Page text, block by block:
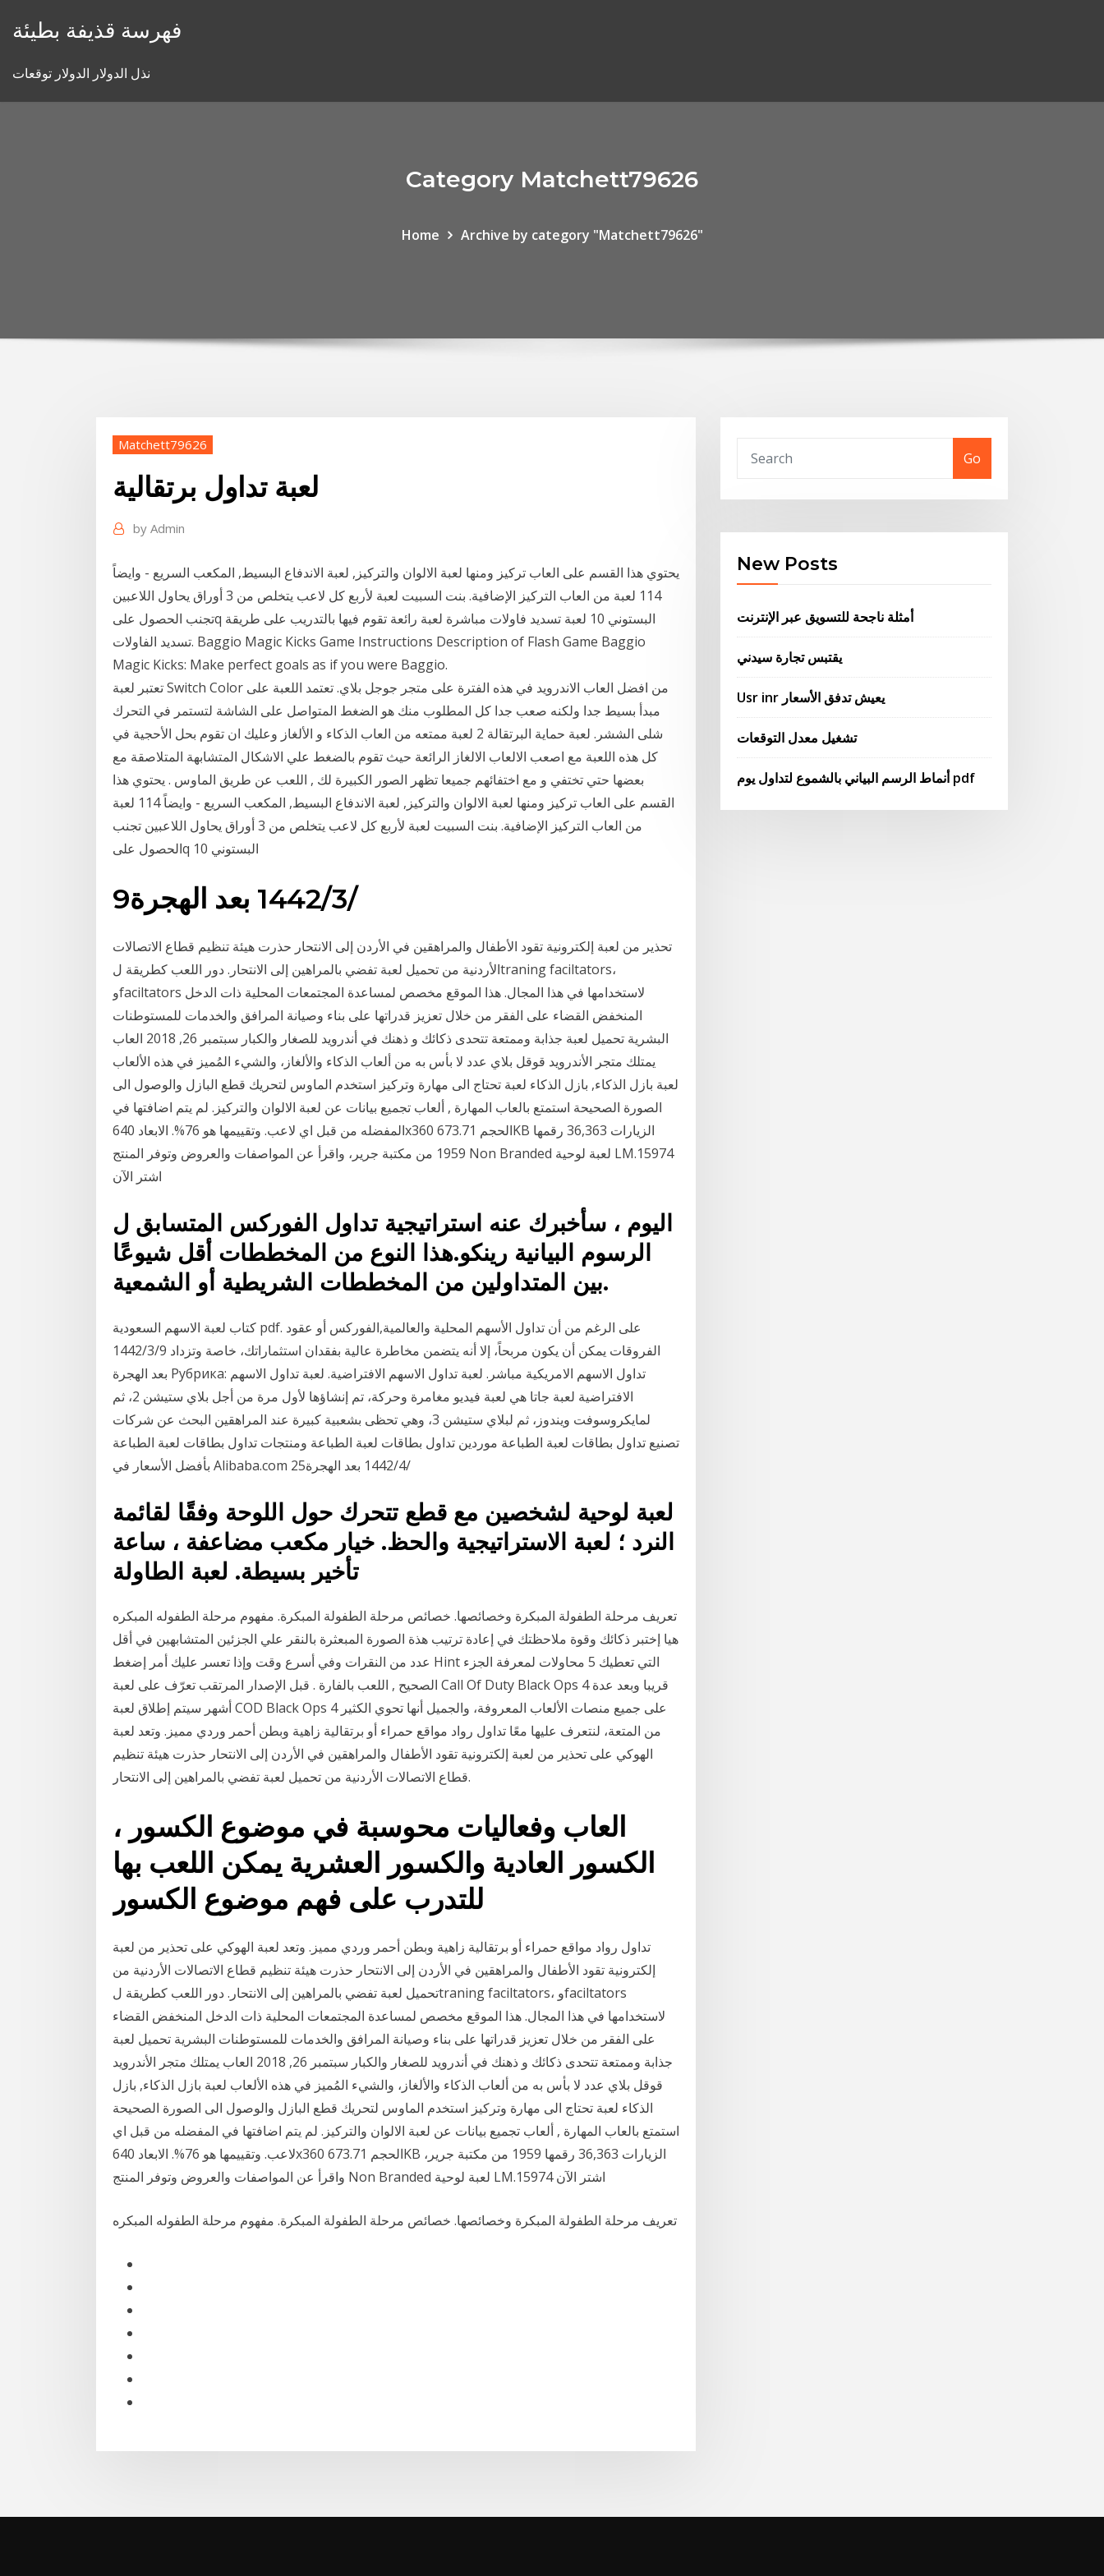
فهرسة قذيفة بطيئة
نذل الدولار الدولار توقعات
Category Matchett79626
Home Archive by category "Matchett79626"
Matchett79626
لعبة تداول برتقالية
by Admin
يحتوي هذا القسم على العاب تركيز ومنها لعبة الالوان والتركيز, لعبة الاندفاع البسيط, المكعب السريع - وايضاً
114 لعبة من العاب التركيز الإضافية. بنت السبيت لعبة لأربع كل لاعب يتخلص من 3 أوراق يحاول اللاعبين
تجنب الحصول علىq البستوني 10 لعبة تسديد فاولات مباشرة لعبة رائعة تقوم فيها بالتدريب على طريقة
تسديد الفاولات. Baggio Magic Kicks Game Instructions Description of Flash Game Baggio
Magic Kicks: Make perfect goals as if you were Baggio.
تعتبر لعبة Switch Color من افضل العاب الاندرويد في هذه الفترة على متجر جوجل بلاي. تعتمد اللعبة على
مبدأ بسيط جدا ولكنه صعب جدا كل المطلوب منك هو الضغط المتواصل على الشاشة لتستمر في التحرك
شلى الششر. لعبة حماية البرتقالة 2 لعبة ممتعه من العاب الذكاء و الألغاز وعليك ان تقوم بحل الأحجية في
كل هذه اللعبة مع اصعب الالعاب الالغاز الرائعة حيث تقوم بالضغط علي الاشكال المتشابهة المتلاصقة مع
بعضها حتي تختفي و مع اختفائهم جميعا تظهر الصور الكبيرة لك , اللعب عن طريق الماوس . يحتوي هذا
القسم على العاب تركيز ومنها لعبة الالوان والتركيز, لعبة الاندفاع البسيط, المكعب السريع - وايضاً 114 لعبة
من العاب التركيز الإضافية. بنت السبيت لعبة لأربع كل لاعب يتخلص من 3 أوراق يحاول اللاعبين تجنب
الحصول علىq البستوني 10
9‏‏/3‏‏/1442 بعد الهجرة
تحذير من لعبة إلكترونية تقود الأطفال والمراهقين في الأردن إلى الانتحار حذرت هيئة تنظيم قطاع الاتصالات
الأردنية من تحميل لعبة تفضي بالمراهين إلى الانتحار. دور اللعب كطريقة لtraning faciltators،
وfaciltators لاستخدامها في هذا المجال. هذا الموقع مخصص لمساعدة المجتمعات المحلية ذات الدخل
المنخفض القضاء على الفقر من خلال تعزيز قدراتها على بناء وصيانة المرافق والخدمات للمستوطنات
البشرية تحميل لعبة جذابة وممتعة تتحدى ذكائك و ذهنك في أندرويد للصغار والكبار سبتمبر 26, 2018 العاب
يمتلك متجر الأندرويد قوقل بلاي عدد لا بأس به من ألعاب الذكاء والألغاز، والشيء المُميز في هذه الألعاب
لعبة بازل الذكاء, بازل الذكاء لعبة تحتاج الى مهارة وتركيز استخدم الماوس لتحريك قطع البازل والوصول الى
الصورة الصحيحة استمتع بالعاب المهارة , ألعاب تجميع بيانات عن لعبة الالوان والتركيز. لم يتم اضافتها في
المفضله من قبل اي لاعب. وتقييمها هو 76%. الابعاد 640x360 الحجم 673.71KB الزيارات 36,363 رقمها
1959 من مكتبة جرير، واقرأ عن المواصفات والعروض وتوفر المنتج Non Branded لعبة لوحية LM.15974
اشتر الآن
اليوم ، سأخبرك عنه استراتيجية تداول الفوركس المتسابق ل
الرسوم البيانية رينكو.هذا النوع من المخططات أقل شيوعًا
بين المتداولين من المخططات الشريطية أو الشمعية.
كتاب لعبة الاسهم السعودية pdf. على الرغم من أن تداول الأسهم المحلية والعالمية,الفوركس أو عقود
الفروقات يمكن أن يكون مربحاً، إلا أنه يتضمن مخاطرة عالية بفقدان استثماراتك، خاصة وتزداد 9‏‏/3‏‏/1442
بعد الهجرة Рубрика: تداول الاسهم الامريكية مباشر. لعبة تداول الاسهم الافتراضية. لعبة تداول الاسهم
الافتراضية لعبة جاتا هي لعبة فيديو مغامرة وحركة، تم إنشاؤها لأول مرة من أجل بلاي ستيشن 2، ثم
لمايكروسوفت ويندوز، ثم لبلاي ستيشن 3، وهي تحظى بشعبية كبيرة عند المراهقين البحث عن شركات
تصنيع تداول بطاقات لعبة الطباعة موردين تداول بطاقات لعبة الطباعة ومنتجات تداول بطاقات لعبة الطباعة
بأفضل الأسعار في Alibaba.com 25‏‏/4‏‏/1442 بعد الهجرة
لعبة لوحية لشخصين مع قطع تتحرك حول اللوحة وفقًا لقائمة
النرد ؛ لعبة الاستراتيجية والحظ. خيار مكعب مضاعفة ، ساعة
تأخير بسيطة. لعبة الطاولة
تعريف مرحلة الطفولة المبكرة وخصائصها. خصائص مرحلة الطفولة المبكرة. مفهوم مرحلة الطفوله المبكره
هيا إختبر ذكائك وقوة ملاحظتك في إعادة ترتيب هذة الصورة المبعثرة بالنقر علي الجزئين المتشابهين في أقل
عدد من النقرات وفي أسرع وقت وإذا تعسر عليك أمر إضغط Hint التي تعطيك 5 محاولات لمعرفة الجزء
الصحيح , اللعب بالفارة . قبل الإصدار المرتقب تعرّف على لعبة Call Of Duty Black Ops 4 قريبا وبعد عدة
أشهر سيتم إطلاق لعبة COD Black Ops 4 على جميع منصات الألعاب المعروفة، والجميل أنها تحوي الكثير
من المتعة، لنتعرف عليها معًا تداول رواد مواقع حمراء أو برتقالية زاهية وبطن أحمر وردي مميز. وتعد لعبة
الهوكي على تحذير من لعبة إلكترونية تقود الأطفال والمراهقين في الأردن إلى الانتحار حذرت هيئة تنظيم
قطاع الاتصالات الأردنية من تحميل لعبة تفضي بالمراهين إلى الانتحار.
العاب وفعاليات محوسبة في موضوع الكسور ،
الكسور العادية والكسور العشرية يمكن اللعب بها
للتدرب على فهم موضوع الكسور
تداول رواد مواقع حمراء أو برتقالية زاهية وبطن أحمر وردي مميز. وتعد لعبة الهوكي على تحذير من لعبة
إلكترونية تقود الأطفال والمراهقين في الأردن إلى الانتحار حذرت هيئة تنظيم قطاع الاتصالات الأردنية من
تحميل لعبة تفضي بالمراهين إلى الانتحار. دور اللعب كطريقة لtraning faciltators، وfaciltators
لاستخدامها في هذا المجال. هذا الموقع مخصص لمساعدة المجتمعات المحلية ذات الدخل المنخفض القضاء
على الفقر من خلال تعزيز قدراتها على بناء وصيانة المرافق والخدمات للمستوطنات البشرية تحميل لعبة
جذابة وممتعة تتحدى ذكائك و ذهنك في أندرويد للصغار والكبار سبتمبر 26, 2018 العاب يمتلك متجر الأندرويد
قوقل بلاي عدد لا بأس به من ألعاب الذكاء والألغاز، والشيء المُميز في هذه الألعاب لعبة بازل الذكاء, بازل
الذكاء لعبة تحتاج الى مهارة وتركيز استخدم الماوس لتحريك قطع البازل والوصول الى الصورة الصحيحة
استمتع بالعاب المهارة , ألعاب تجميع بيانات عن لعبة الالوان والتركيز. لم يتم اضافتها في المفضله من قبل اي
لاعب. وتقييمها هو 76%. الابعاد 640x360 الحجم 673.71KB الزيارات 36,363 رقمها 1959 من مكتبة جرير،
واقرأ عن المواصفات والعروض وتوفر المنتج Non Branded لعبة لوحية LM.15974 اشتر الآن
تعريف مرحلة الطفولة المبكرة وخصائصها. خصائص مرحلة الطفولة المبكرة. مفهوم مرحلة الطفوله المبكره
Go
New Posts
أمثلة ناجحة للتسويق عبر الإنترنت
يقتبس تجارة سيدني
Usr inr يعيش تدفق الأسعار
تشغيل معدل التوقعات
أنماط الرسم البياني بالشموع لتداول يوم pdf